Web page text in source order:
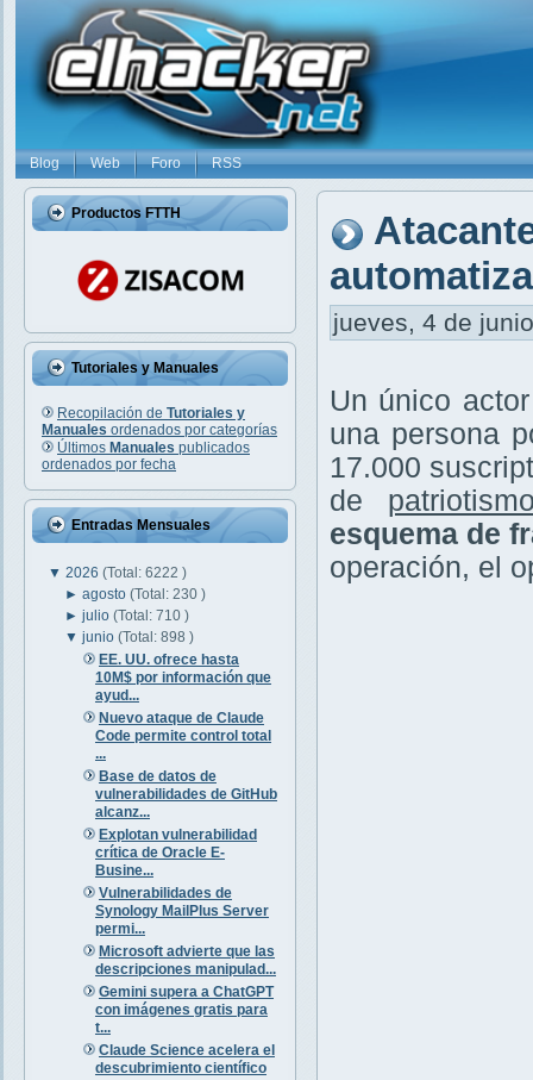
Blog Web Foro RSS
Productos FTTH
Tutoriales y Manuales
Recopilación de Tutoriales y
Manuales ordenados por categorías
Últimos Manuales publicados
ordenados por fecha
Entradas Mensuales
▼ 2026 (Total: 6222 )
►agosto(Total: 230 )
►julio(Total: 710 )
▼junio(Total: 898 )
EE. UU. ofrece hasta
10M$ por información que
ayud...
Nuevo ataque de Claude
Code permite control total
...
Base de datos de
vulnerabilidades de GitHub
alcanz...
Explotan vulnerabilidad
crítica de Oracle E-
Busine...
Vulnerabilidades de
Synology MailPlus Server
permi...
Microsoft advierte que las
descripciones manipulad...
Gemini supera a ChatGPT
con imágenes gratis para
t...
Claude Science acelera el
descubrimiento científico
jueves, 4 de
Un único
una persona
17.000
de
esquema de
operación, el